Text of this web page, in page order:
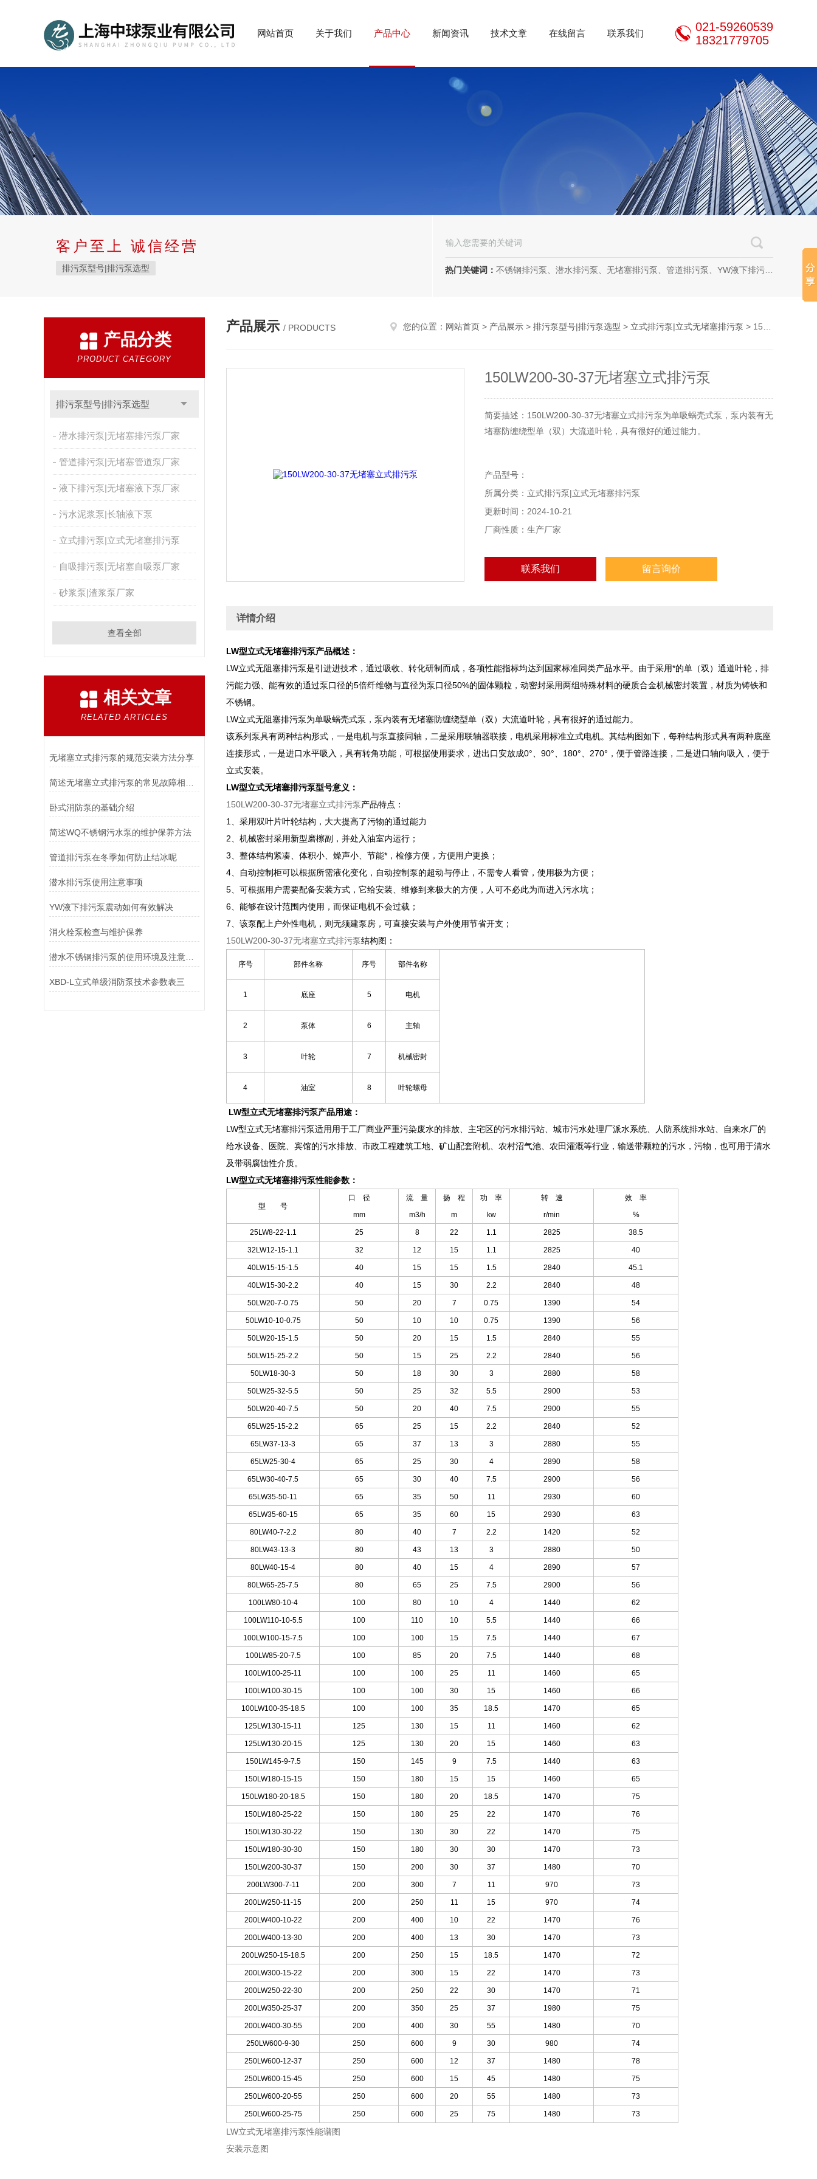
网站首页 关于我们 产品中心 新闻资讯 技术文章 在线留言 联系我们
021-59260539
18321779705
客户至上 诚信经营
排污泵型号|排污泵选型 热门关键词： 不锈钢排污泵、潜水排污泵、无堵塞排污泵、管道排污泵、YW液下排污泵、立式无堵塞排污泵、管道离心泵、无堵塞自吸泵、不锈钢离心泵
产品分类
PRODUCT CATEGORY
排污泵型号|排污泵选型
潜水排污泵|无堵塞排污泵厂家
管道排污泵|无堵塞管道泵厂家
液下排污泵|无堵塞液下泵厂家
污水泥浆泵|长轴液下泵
立式排污泵|立式无堵塞排污泵
自吸排污泵|无堵塞自吸泵厂家
砂浆泵|渣浆泵厂家
查看全部
相关文章
RELATED ARTICLES
无堵塞立式排污泵的规范安装方法分享
卧式消防泵的基础介绍
简述WQ不锈钢污水泵的维护保养方法
管道排污泵在冬季如何防止结冰呢
潜水排污泵使用注意事项
YW液下排污泵震动如何有效解决
消火栓泵检查与维护保养
潜水不锈钢排污泵的使用环境及注意事项
XBD-L立式单级消防泵技术参数表三
产品展示 / PRODUCTS 您的位置： 网站首页 > 产品展示 > 排污泵型号|排污泵选型 > 立式排污泵|立式无堵塞排污泵 > 150LW200-30-37无堵塞立式排污泵
150LW200-30-37无堵塞立式排污泵
简要描述：150LW200-30-37无堵塞立式排污泵为单吸蜗壳式泵，泵内装有无
堵塞防缠绕型单（双）大流道叶轮，具有很好的通过能力。
产品型号：
所属分类：立式排污泵|立式无堵塞排污泵
更新时间：2024-10-21
厂商性质：生产厂家
联系我们 留言询价
详情介绍
LW型立式无堵塞排污泵产品概述：
LW立式无阻塞排污泵是引进进技术，通过吸收、转化研制而成，各项性能指标均达到国家标准同类产品水平。由于采用*的单（双）通道叶轮，排
污能力强、能有效的通过泵口径的5倍纤维物与直径为泵口径50%的固体颗粒，动密封采用两组特殊材料的硬质合金机械密封装置，材质为铸铁和
不锈钢。
LW立式无阻塞排污泵为单吸蜗壳式泵，泵内装有无堵塞防缠绕型单（双）大流道叶轮，具有很好的通过能力。
该系列泵具有两种结构形式，一是电机与泵直接同轴，二是采用联轴器联接，电机采用标准立式电机。其结构图如下，每种结构形式具有两种底座
连接形式，一是进口水平吸入，具有转角功能，可根据使用要求，进出口安放成0°、90°、180°、270°，便于管路连接，二是进口轴向吸入，便于
立式安装。
LW型立式无堵塞排污泵型号意义：
150LW200-30-37无堵塞立式排污泵产品特点：
1、采用双叶片叶轮结构，大大提高了污物的通过能力
2、机械密封采用新型磨檫副，并处入油室内运行；
3、整体结构紧凑、体积小、燥声小、节能*，检修方便，方便用户更换；
4、自动控制柜可以根据所需液化变化，自动控制泵的超动与停止，不需专人看管，使用极为方便；
5、可根据用户需要配备安装方式，它给安装、维修到来极大的方便，人可不必此为而进入污水坑；
6、能够在设计范围内使用，而保证电机不会过载；
7、该泵配上户外性电机，则无须建泵房，可直接安装与户外使用节省开支；
150LW200-30-37无堵塞立式排污泵结构图：
序号 部件名称 序号 部件名称
1 底座 5 电机
2 泵体 6 主轴
3 叶轮 7 机械密封
4 油室 8 叶轮螺母
LW型立式无堵塞排污泵产品用途：
LW型立式无堵塞排污泵适用用于工厂商业严重污染废水的排放、主宅区的污水排污站、城市污水处理厂派水系统、人防系统排水站、自来水厂的
给水设备、医院、宾馆的污水排放、市政工程建筑工地、矿山配套附机、农村沼气池、农田灌溉等行业，输送带颗粒的污水，污物，也可用于清水
及带弱腐蚀性介质。
LW型立式无堵塞排污泵性能参数：
型 号
口 径
mm
流 量
m3/h
扬 程
m
功 率
kw
转 速
r/min
效 率
%
25LW8-22-1.1 25 8 22 1.1 2825 38.5
32LW12-15-1.1 32 12 15 1.1 2825 40
40LW15-15-1.5 40 15 15 1.5 2840 45.1
40LW15-30-2.2 40 15 30 2.2 2840 48
50LW20-7-0.75 50 20 7 0.75 1390 54
50LW10-10-0.75 50 10 10 0.75 1390 56
50LW20-15-1.5 50 20 15 1.5 2840 55
50LW15-25-2.2 50 15 25 2.2 2840 56
50LW18-30-3 50 18 30 3 2880 58
50LW25-32-5.5 50 25 32 5.5 2900 53
50LW20-40-7.5 50 20 40 7.5 2900 55
65LW25-15-2.2 65 25 15 2.2 2840 52
65LW37-13-3 65 37 13 3 2880 55
65LW25-30-4 65 25 30 4 2890 58
65LW30-40-7.5 65 30 40 7.5 2900 56
65LW35-50-11 65 35 50 11 2930 60
65LW35-60-15 65 35 60 15 2930 63
80LW40-7-2.2 80 40 7 2.2 1420 52
80LW43-13-3 80 43 13 3 2880 50
80LW40-15-4 80 40 15 4 2890 57
80LW65-25-7.5 80 65 25 7.5 2900 56
100LW80-10-4 100 80 10 4 1440 62
100LW110-10-5.5 100 110 10 5.5 1440 66
100LW100-15-7.5 100 100 15 7.5 1440 67
100LW85-20-7.5 100 85 20 7.5 1440 68
100LW100-25-11 100 100 25 11 1460 65
100LW100-30-15 100 100 30 15 1460 66
100LW100-35-18.5 100 100 35 18.5 1470 65
125LW130-15-11 125 130 15 11 1460 62
125LW130-20-15 125 130 20 15 1460 63
150LW145-9-7.5 150 145 9 7.5 1440 63
150LW180-15-15 150 180 15 15 1460 65
150LW180-20-18.5 150 180 20 18.5 1470 75
150LW180-25-22 150 180 25 22 1470 76
150LW130-30-22 150 130 30 22 1470 75
150LW180-30-30 150 180 30 30 1470 73
150LW200-30-37 150 200 30 37 1480 70
200LW300-7-11 200 300 7 11 970 73
200LW250-11-15 200 250 11 15 970 74
200LW400-10-22 200 400 10 22 1470 76
200LW400-13-30 200 400 13 30 1470 73
200LW250-15-18.5 200 250 15 18.5 1470 72
200LW300-15-22 200 300 15 22 1470 73
200LW250-22-30 200 250 22 30 1470 71
200LW350-25-37 200 350 25 37 1980 75
200LW400-30-55 200 400 30 55 1480 70
250LW600-9-30 250 600 9 30 980 74
250LW600-12-37 250 600 12 37 1480 78
250LW600-15-45 250 600 15 45 1480 75
250LW600-20-55 250 600 20 55 1480 73
250LW600-25-75 250 600 25 75 1480 73
LW立式无堵塞排污泵性能谱图
安装示意图